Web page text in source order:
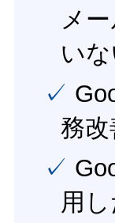
メ
い
✓ Google Workspace（旧G Suite） を活用し、業
務
✓ Google Workspace（旧G Suite） を最大限に活
用